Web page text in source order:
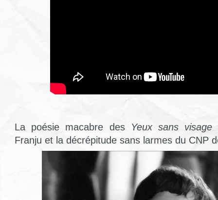
La poésie macabre des Yeux sans visage
Franju et la décrépitude sans larmes du CNP